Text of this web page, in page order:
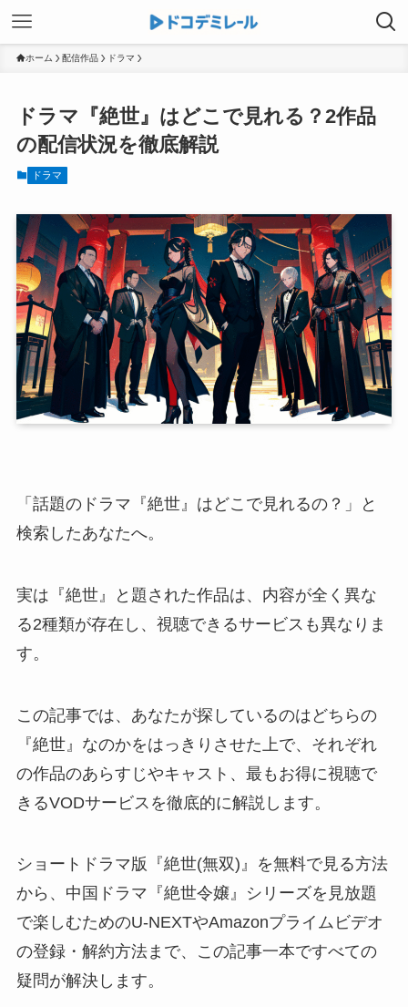
ホーム 配信作品 ドラマ
ドラマ『絶世』はどこで見れる？2作品
の配信状況を徹底解説
ドラマ
「話題のドラマ『絶世』はどこで見れるの？」と
検索したあなたへ。
実は『絶世』と題された作品は、内容が全く異な
る2種類が存在し、視聴できるサービスも異なりま
す。
この記事では、あなたが探しているのはどちらの
『絶世』なのかをはっきりさせた上で、それぞれ
の作品のあらすじやキャスト、最もお得に視聴で
きるVODサービスを徹底的に解説します。
ショートドラマ版『絶世(無双)』を無料で見る方法
から、中国ドラマ『絶世令嬢』シリーズを見放題
で楽しむためのU-NEXTやAmazonプライムビデオ
の登録・解約方法まで、この記事一本ですべての
疑問が解決します。